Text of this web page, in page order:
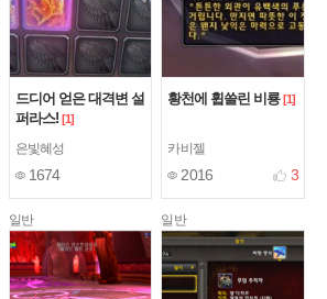
드디어 얻은 대격변 설
퍼라스! [1]
은빛혜성
1674
황천에 휩쓸린 비룡 [1]
카비젤
2016 3
일반 일반